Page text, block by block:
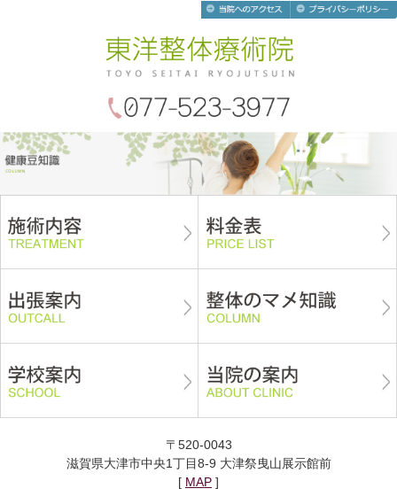
〒520-0043
滋賀県大津市中央1丁目8-9 大津祭曳山展示館前
[ MAP ]